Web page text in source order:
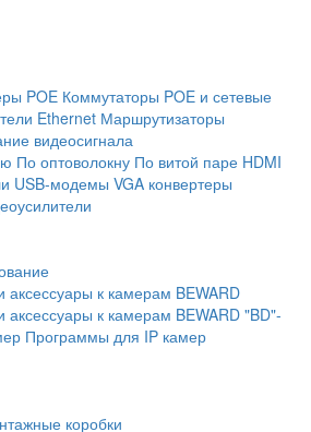
POE Коммутаторы POE и сетевые
Ethernet Маршрутизаторы
видеосигнала
По оптоволокну По витой паре HDMI
USB-модемы VGA конвертеры
к камерам BEWARD
к камерам BEWARD "BD"-
Программы для IP камер
коробки